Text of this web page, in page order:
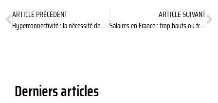
ARTICLE PRÉCÉDENT
Hyperconnectivité : la nécessité de soutenir les salariés
ARTICLE SUIVANT
Salaires en France : trop hauts ou trop bas ?
Derniers articles